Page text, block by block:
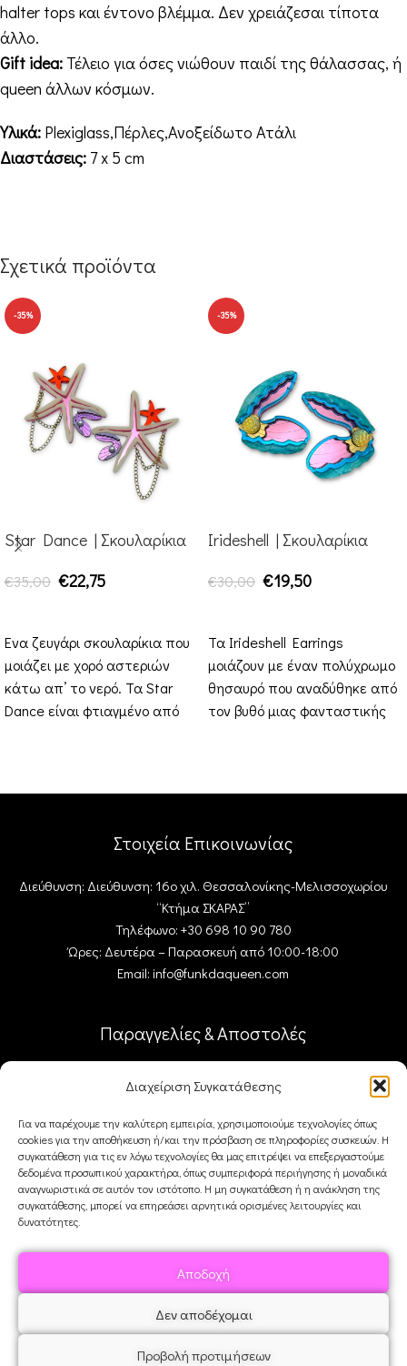
Διαχείριση Συγκατάθεσης
Για να παρέχουμε την καλύτερη εμπειρία, χρησιμοποιούμε τεχνολογίες όπως
cookies για την αποθήκευση ή/και την πρόσβαση σε πληροφορίες συσκευών. Η
συγκατάθεση για τις εν λόγω τεχνολογίες θα μας επιτρέψει να επεξεργαστούμε
δεδομένα προσωπικού χαρακτήρα, όπως συμπεριφορά περιήγησης ή μοναδικά
αναγνωριστικά σε αυτόν τον ιστότοπο. Η μη συγκατάθεση ή η ανάκληση της
συγκατάθεσης, μπορεί να επηρεάσει αρνητικά ορισμένες λειτουργίες και
δυνατότητες.
Αποδοχή
Δεν αποδέχομαι
Προβολή προτιμήσεων
halter tops και έντονο βλέμμα. Δεν χρειάζεσαι τίποτα
άλλο.
Gift idea: Τέλειο για όσες νιώθουν παιδί της θάλασσας, ή
queen άλλων κόσμων.
Υλικά: Plexiglass,Πέρλες,Ανοξείδωτο Ατάλι
Διαστάσεις: 7 x 5 cm
Σχετικά προϊόντα
-35%
Star Dance | Σκουλαρίκια
€35,00 €22,75
Ένα ζευγάρι σκουλαρίκια που
μοιάζει με χορό αστεριών
κάτω απ’ το νερό. Τα Star
Dance είναι φτιαγμένο από
-35%
Irideshell | Σκουλαρίκια
€30,00 €19,50
Τα Irideshell Earrings
μοιάζουν με έναν πολύχρωμο
θησαυρό που αναδύθηκε από
τον βυθό μιας φανταστικής
Στοιχεία Επικοινωνίας
Διεύθυνση: Διεύθυνση: 16ο χιλ. Θεσσαλονίκης-Μελισσοχωρίου
“Κτήμα ΣΚΑΡΑΣ”
Τηλέφωνο: +30 698 10 90 780
Ώρες: Δευτέρα – Παρασκευή από 10:00-18:00
Email: info@funkdaqueen.com
Παραγγελίες & Αποστολές
Καλάθι
Ταμείο
Επικοινωνία
FDQ
Αποστολές & Επιστροφές
Όροι και Προϋποθέσεις